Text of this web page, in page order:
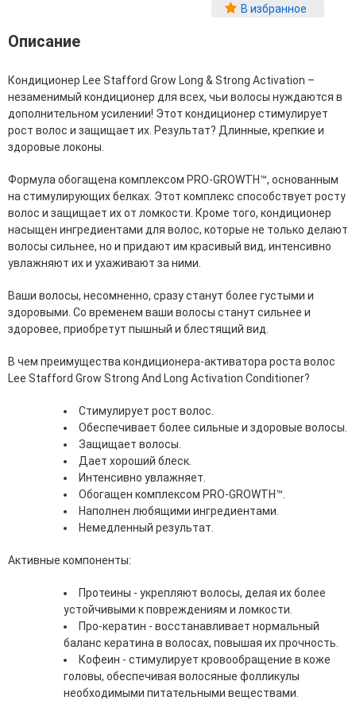
Для Лица
Ампулы для лица
Бальзамы для лица
Гели для лица
Защита от солнца для лица
Карбокситерапия
Лосьоны, тоники и мисты для лица
Маски для лица
Масла для лица
Мицеллярная вода
Молочко и сливки для лица
Наборы для ухода за лицом
Скрабы, пилинги и гоммажи для лица
Спреи для лица
Средства для умывания
эссенции для лица
Уход для губ
Флюиды для лица
Автозагар для тела
Антицеллюлитные средства
Бальзамы и гели для тела
Гели для душа
Защита от солнца для тела
Лосьоны, сыворотки и эликсиры для тела
Масла для тела
Молочко для тела
Наборы по уходу за телом
Пены для ванны
Скрабы и пилинги для тела
В избранное
Описание
Кондиционер Lee Stafford Grow Long & Strong Activation –
незаменимый кондиционер для всех, чьи волосы нуждаются в
дополнительном усилении! Этот кондиционер стимулирует
рост волос и защищает их. Результат? Длинные, крепкие и
здоровые локоны.
Формула обогащена комплексом PRO-GROWTH™, основанным
на стимулирующих белках. Этот комплекс способствует росту
волос и защищает их от ломкости. Кроме того, кондиционер
насыщен ингредиентами для волос, которые не только делают
волосы сильнее, но и придают им красивый вид, интенсивно
увлажняют их и ухаживают за ними.
Ваши волосы, несомненно, сразу станут более густыми и
здоровыми. Со временем ваши волосы станут сильнее и
здоровее, приобретут пышный и блестящий вид.
В чем преимущества кондиционера-активатора роста волос
Lee Stafford Grow Strong And Long Activation Conditioner?
Стимулирует рост волос.
Обеспечивает более сильные и здоровые волосы.
Защищает волосы.
Дает хороший блеск.
Интенсивно увлажняет.
Обогащен комплексом PRO-GROWTH™.
Наполнен любящими ингредиентами.
Немедленный результат.
Активные компоненты:
Протеины - укрепляют волосы, делая их более
устойчивыми к повреждениям и ломкости.
Про-кератин - восстанавливает нормальный
баланс кератина в волосах, повышая их прочность.
Кофеин - стимулирует кровообращение в коже
головы, обеспечивая волосяные фолликулы
необходимыми питательными веществами.